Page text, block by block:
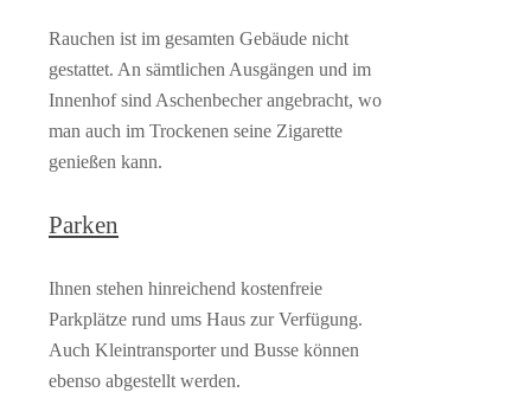
Rauchen ist im gesamten Gebäude nicht
gestattet. An sämtlichen Ausgängen und im
Innenhof sind Aschenbecher angebracht, wo
man auch im Trockenen seine Zigarette
genießen kann.
Parken
Ihnen stehen hinreichend kostenfreie
Parkplätze rund ums Haus zur Verfügung.
Auch Kleintransporter und Busse können
ebenso abgestellt werden.